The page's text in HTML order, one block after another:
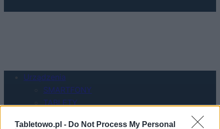
Tabletowo.pl - Do Not Process My Personal
Urządzenia
SMARTFONY
TABLETY